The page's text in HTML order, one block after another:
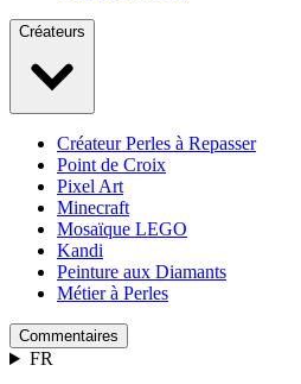
Créateurs
Créateur Perles à Repasser
Point de Croix
Pixel Art
Minecraft
Mosaïque LEGO
Kandi
Peinture aux Diamants
Métier à Perles
Commentaires
FR